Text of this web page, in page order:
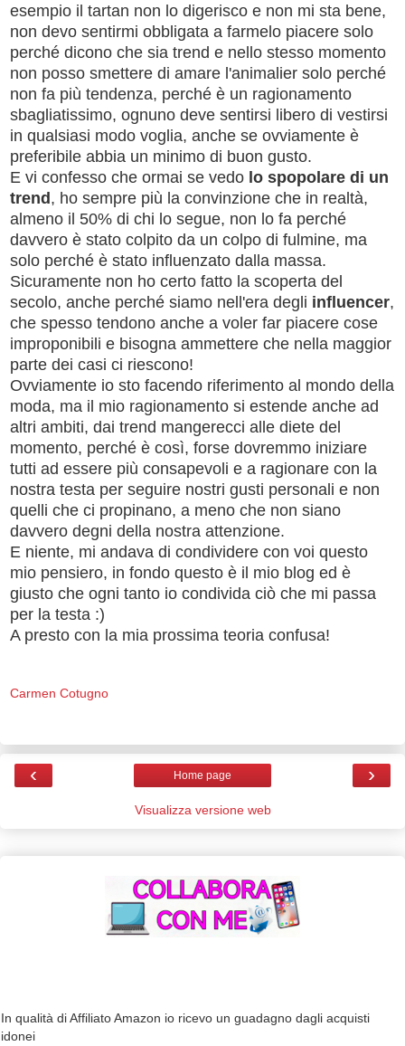
esempio il tartan non lo digerisco e non mi sta bene,
non devo sentirmi obbligata a farmelo piacere solo
perché dicono che sia trend e nello stesso momento
non posso smettere di amare l'animalier solo perché
non fa più tendenza, perché è un ragionamento
sbagliatissimo, ognuno deve sentirsi libero di vestirsi
in qualsiasi modo voglia, anche se ovviamente è
preferibile abbia un minimo di buon gusto.
E vi confesso che ormai se vedo lo spopolare di un
trend, ho sempre più la convinzione che in realtà,
almeno il 50% di chi lo segue, non lo fa perché
davvero è stato colpito da un colpo di fulmine, ma
solo perché è stato influenzato dalla massa.
Sicuramente non ho certo fatto la scoperta del
secolo, anche perché siamo nell'era degli influencer,
che spesso tendono anche a voler far piacere cose
improponibili e bisogna ammettere che nella maggior
parte dei casi ci riescono!
Ovviamente io sto facendo riferimento al mondo della
moda, ma il mio ragionamento si estende anche ad
altri ambiti, dai trend mangerecci alle diete del
momento, perché è così, forse dovremmo iniziare
tutti ad essere più consapevoli e a ragionare con la
nostra testa per seguire nostri gusti personali e non
quelli che ci propinano, a meno che non siano
davvero degni della nostra attenzione.
E niente, mi andava di condividere con voi questo
mio pensiero, in fondo questo è il mio blog ed è
giusto che ogni tanto io condivida ciò che mi passa
per la testa :)
A presto con la mia prossima teoria confusa!
Carmen Cotugno
‹ ›
Home page
Visualizza versione web
In qualità di Affiliato Amazon io ricevo un guadagno dagli acquisti
idonei